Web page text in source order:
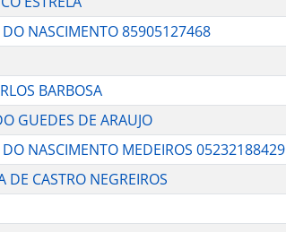
DO NASCIMENTO 85905127468
BARBOSA
GUEDES DE ARAUJO
NASCIMENTO MEDEIROS 05232188429
CASTRO NEGREIROS